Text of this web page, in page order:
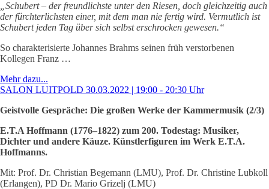
„Schubert – der freundlichste unter den Riesen, doch gleichzeitig auch
der fürchterlichsten einer, mit dem man nie fertig wird. Vermutlich ist
Schubert jeden Tag über sich selbst erschrocken gewesen.“
So charakterisierte Johannes Brahms seinen früh verstorbenen
Kollegen Franz …
Mehr dazu...
SALON LUITPOLD 30.03.2022 | 19:00 - 20:30 Uhr
Geistvolle Gespräche: Die großen Werke der Kammermusik (2/3)
E.T.A Hoffmann (1776–1822) zum 200. Todestag: Musiker,
Dichter und andere Käuze. Künstlerfiguren im Werk E.T.A.
Hoffmanns.
Mit: Prof. Dr. Christian Begemann (LMU), Prof. Dr. Christine Lubkoll
(Erlangen), PD Dr. Mario Grizelj (LMU)